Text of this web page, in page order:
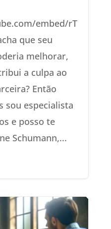
embed/rT
que seu
melhorar,
a culpa ao
Então
sou especialista
e posso te
Schumann,...